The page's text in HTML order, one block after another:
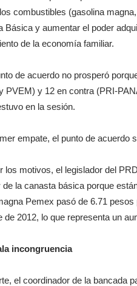
combustibles (gasolina
Básica y aumentar el poder
de la economía familiar.
de acuerdo no prosperó
PVEM) y 12 en contra (PRI-
en la sesión.
empate, el punto de acuerdo
los motivos, el legislador del
de la canasta básica porque
Pemex pasó de 6.71
de 2012, lo que representa un
incongruencia
el coordinador de la bancada